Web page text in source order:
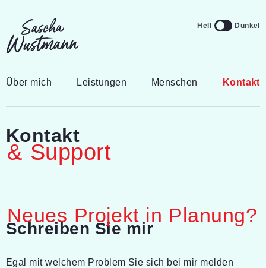
Navigation überspringen
Über mich Leistungen Menschen Kontakt
Theme
Hell Dunkel
Kontakt
& Support
Neues Projekt in Planung?
-
Schreiben Sie mir
Egal mit welchem Problem Sie sich bei mir melden